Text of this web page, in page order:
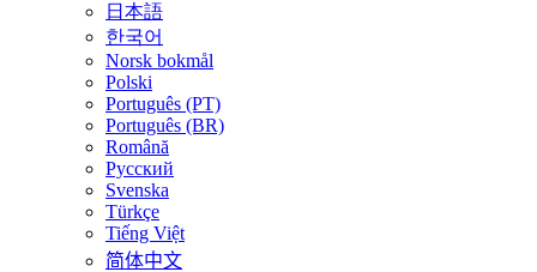
日本語
한국어
Norsk bokmål
Polski
Português (PT)
Português (BR)
Română
Русский
Svenska
Türkçe
Tiếng Việt
简体中文